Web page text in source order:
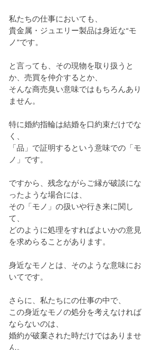
私たちの仕事においても、
貴金属・ジュエリー製品は身近な“モ
ノ”です。
と言っても、その現物を取り扱うと
か、売買を仲介するとか、
そんな商売臭い意味ではもちろんあり
ません。
特に婚約指輪は結婚を口約束だけでな
く、
「品」で証明するという意味での「モ
ノ」です。
ですから、残念ながらご縁が破談にな
ったような場合には、
その「モノ」の扱いや行き来に関し
て、
どのように処理をすればよいかの意見
を求めらることがあります。
身近なモノとは、そのような意味にお
いてです。
さらに、私たちにの仕事の中で、
この身近なモノの処分を考えなければ
ならないのは、
婚約が破棄された時だけではありませ
ん。